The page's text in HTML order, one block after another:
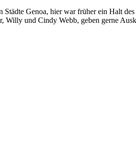
Genoa, hier war früher ein Halt
Willy und Cindy Webb, geben gerne